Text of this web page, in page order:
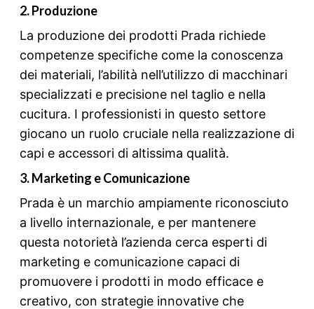
2.Produzione
La produzione dei prodotti Prada richiede
competenze specifiche come la conoscenza
dei materiali, l’abilità nell’utilizzo di macchinari
specializzati e precisione nel taglio e nella
cucitura. I professionisti in questo settore
giocano un ruolo cruciale nella realizzazione di
capi e accessori di altissima qualità.
3.Marketing e Comunicazione
Prada è un marchio ampiamente riconosciuto
a livello internazionale, e per mantenere
questa notorietà l’azienda cerca esperti di
marketing e comunicazione capaci di
promuovere i prodotti in modo efficace e
creativo, con strategie innovative che